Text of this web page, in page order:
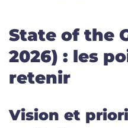
State of the
2026) : les
retenir
Vision et